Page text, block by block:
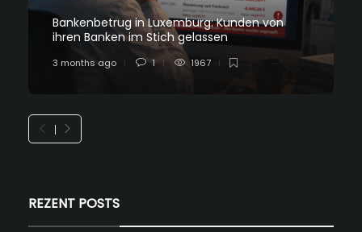
Bankenbetrug in Luxemburg: Kunden von
ihren Banken im Stich gelassen
3 months ago 1 1967
REZENT POSTS